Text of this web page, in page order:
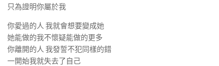
只為證明你屬於我
你愛過的人 我就會想要變成她
她能做的我不懷疑能做的更多
你離開的人 我發誓不犯同樣的錯
一開始我就失去了自己